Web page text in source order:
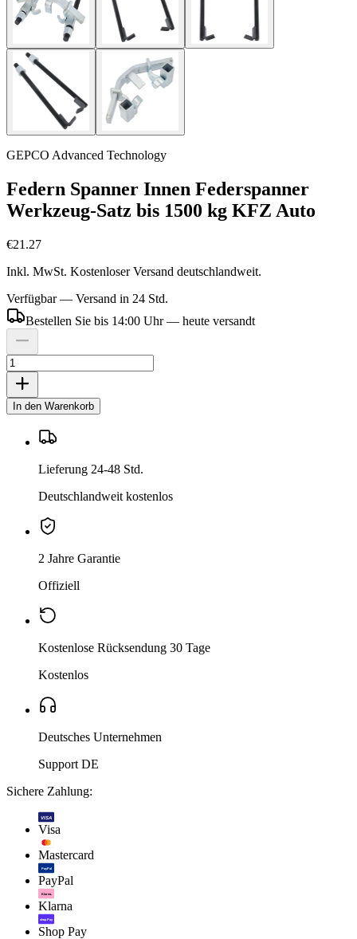
GEPCO Advanced Technology
Federn Spanner Innen Federspanner
Werkzeug-Satz bis 1500 kg KFZ Auto
€21.27
Inkl. MwSt. Kostenloser Versand deutschlandweit.
Verfügbar — Versand in 24 Std.
Bestellen Sie bis 14:00 Uhr — heute versandt
In den Warenkorb
Lieferung 24-48 Std.
Deutschlandweit kostenlos
2 Jahre Garantie
Offiziell
Kostenlose Rücksendung 30 Tage
Kostenlos
Deutsches Unternehmen
Support DE
Sichere Zahlung:
VISA
Visa
Mastercard
PayPal
PayPal
Klarna.
Klarna
shop Pay
Shop Pay